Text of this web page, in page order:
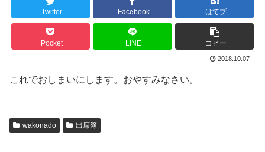
Twitter Facebook はてブ
Pocket LINE コピー
2018.10.07
これでおしまいにします。おやすみなさい。
wakonado 出席簿